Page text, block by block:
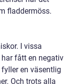
fladdermöss.
I vissa
fått en negativ
en väsentlig
Och trots alla